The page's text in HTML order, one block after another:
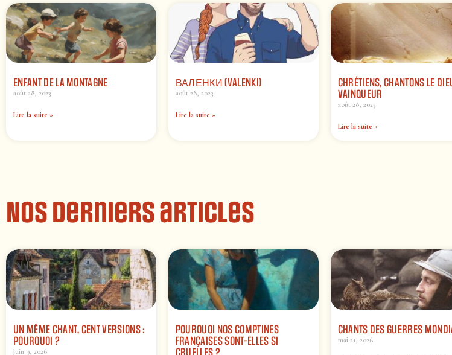
ENFANT DE LA MONTAGNE
août 28, 2023
Lire la suite »
ВАЛЕНКИ (VALENKI)
août 28, 2023
Lire la suite »
CHRÉTIENS, CHANTONS LE
VAINQUEUR
août 28, 2023
Lire la suite »
Nos derniers articles
UN MÊME CHANT, CENT VERSIONS :
POURQUOI ?
juin 9, 2026
POURQUOI NOS COMPTINES
FRANÇAISES SONT-ELLES SI
CRUELLES ?
CHANTS DES GUERRES
mai 21, 2026